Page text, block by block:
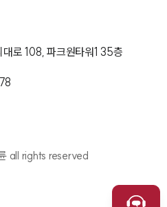
로 108, 파크원타워1 35층
all rights reserved